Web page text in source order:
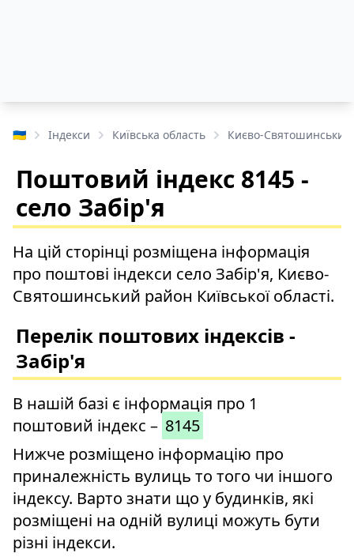
🇺🇦 Індекси Київська область Києво-
Поштовий індекс 8145 -
село Забір'я
На цій сторінці розміщена інформація
про поштові індекси село Забір'я, Києво-
Святошинський район Київської області.
Перелік поштових індексів -
Забір'я
В нашій базі є інформація про 1
поштовий індекс – 8145
Нижче розміщено інформацію про
приналежність вулиць то того чи іншого
індексу. Варто знати що у будинків, які
розміщені на одній вулиці можуть бути
різні індекси.